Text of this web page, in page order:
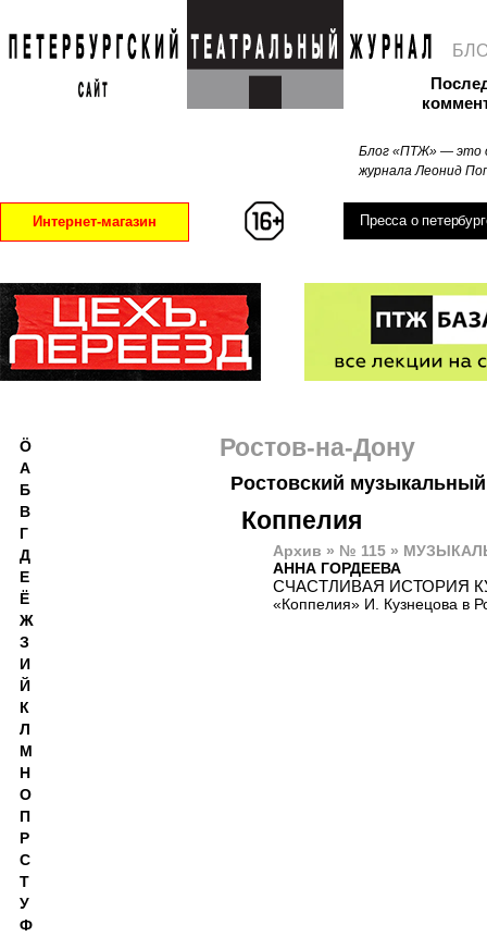
Блог «ПТЖ» — это
журнала Леонид
Интернет-магазин Пресса о
Ростов-на-Дону
Ростовский музыкальный
Коппелия
Архив » № 115 »
АННА ГОРДЕЕВА
СЧАСТЛИВАЯ ИСТОРИЯ
«Коппелия» И. Кузнецова в
Ö
А
Б
В
Г
Д
Е
Ё
Ж
З
И
Й
К
Л
М
Н
О
П
Р
С
Т
У
Ф